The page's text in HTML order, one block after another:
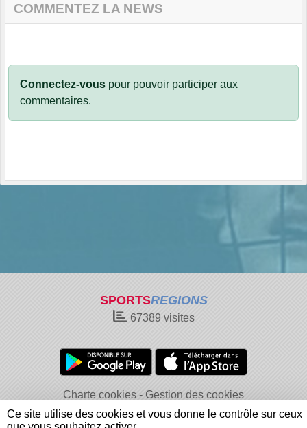
COMMENTEZ LA NEWS
Connectez-vous pour pouvoir participer aux
commentaires.
SPORTSREGIONS
67389 visites
Charte cookies
Gestion des cookies
Informations légales
Signaler un contenu inapproprié
Ce site utilise des cookies et vous donne le contrôle sur ceux